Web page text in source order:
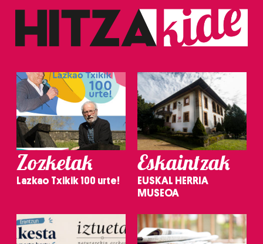
Zozketak
Lazkao Txikik 100 urte!
Eskaintzak
EUSKAL HERRIA
MUSEOA